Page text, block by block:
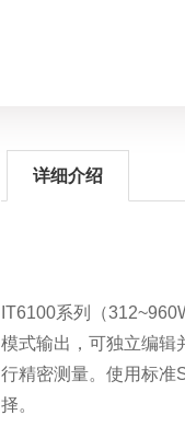
详细介绍
IT6100系列（
模式输出，可独立编辑
行精密测量。使用标准
择。